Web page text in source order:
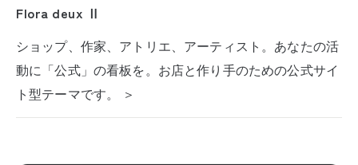
Flora deux Ⅱ
ショップ、作家、アトリエ、アーティスト。あなたの活
動に「公式」の看板を。お店と作り手のための公式サイ
ト型テーマです。 ＞